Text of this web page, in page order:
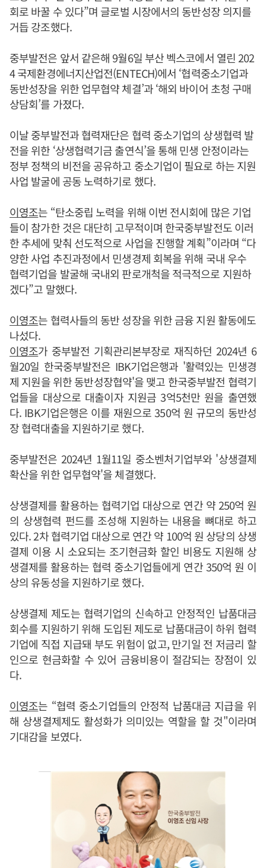
회로 바꿀 수 있다”며 글로벌 시장에서의 동반성장 의지를
거듭 강조했다.
중부발전은 앞서 같은해 9월6일 부산 벡스코에서 열린 202
4 국제환경에너지산업전(ENTECH)에서 ‘협력중소기업과
동반성장을 위한 업무협약 체결’과 ‘해외 바이어 초청 구매
상담회’를 가졌다.
이날 중부발전과 협력재단은 협력 중소기업의 상생협력 발
전을 위한 ‘상생협력기금 출연식’을 통해 민생 안정이라는
정부 정책의 비전을 공유하고 중소기업이 필요로 하는 지원
사업 발굴에 공동 노력하기로 했다.
이영조는 “탄소중립 노력을 위해 이번 전시회에 많은 기업
들이 참가한 것은 대단히 고무적이며 한국중부발전도 이러
한 추세에 맞춰 선도적으로 사업을 진행할 계획”이라며 “다
양한 사업 추진과정에서 민생경제 회복을 위해 국내 우수
협력기업을 발굴해 국내외 판로개척을 적극적으로 지원하
겠다”고 말했다.
이영조는 협력사들의 동반 성장을 위한 금융 지원 활동에도
나섰다.
이영조가 중부발전 기획관리본부장로 재직하던 2024년 6
월20일 한국중부발전은 IBK기업은행과 '활력있는 민생경
제 지원을 위한 동반성장협약'을 맺고 한국중부발전 협력기
업들을 대상으로 대출이자 지원금 3억5천만 원을 출연했
다. IBK기업은행은 이를 재원으로 350억 원 규모의 동반성
장 협력대출을 지원하기로 했다.
중부발전은 2024년 1월11일 중소벤처기업부와 '상생결제
확산을 위한 업무협약'을 체결했다.
상생결제를 활용하는 협력기업 대상으로 연간 약 250억 원
의 상생협력 펀드를 조성해 지원하는 내용을 뼈대로 하고
있다. 2차 협력기업 대상으로 연간 약 100억 원 상당의 상생
결제 이용 시 소요되는 조기현금화 할인 비용도 지원해 상
생결제를 활용하는 협력 중소기업들에게 연간 350억 원 이
상의 유동성을 지원하기로 했다.
상생결제 제도는 협력기업의 신속하고 안정적인 납품대금
회수를 지원하기 위해 도입된 제도로 납품대금이 하위 협력
기업에 직접 지급돼 부도 위험이 없고, 만기일 전 저금리 할
인으로 현금화할 수 있어 금융비용이 절감되는 장점이 있
다.
이영조는 “협력 중소기업들의 안정적 납품대금 지급을 위
해 상생결제제도 활성화가 의미있는 역할을 할 것"이라며
기대감을 보였다.